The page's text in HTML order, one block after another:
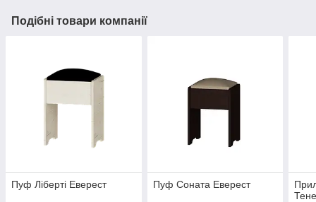
Подібні товари компанії
Пуф Ліберті Еверест Пуф Соната Еверест